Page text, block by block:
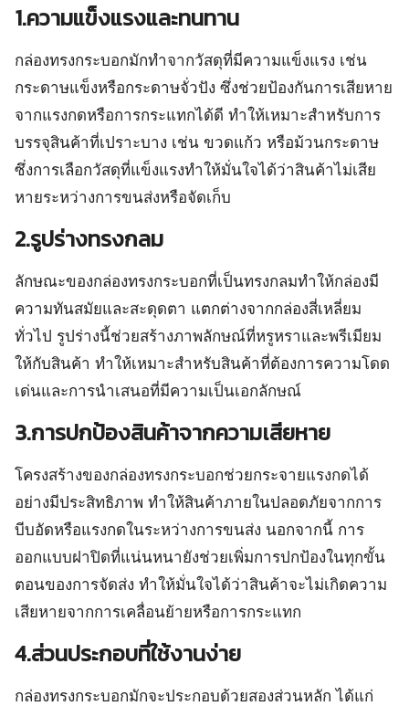
1.ความแข็งแรงและทนทาน
กล่องทรงกระบอกมักทำจากวัสดุที่มีความแข็งแรง เช่น
กระดาษแข็งหรือกระดาษจั่วปัง ซึ่งช่วยป้องกันการเสียหาย
จากแรงกดหรือการกระแทกได้ดี ทำให้เหมาะสำหรับการ
บรรจุสินค้าที่เปราะบาง เช่น ขวดแก้ว หรือม้วนกระดาษ
ซึ่งการเลือกวัสดุที่แข็งแรงทำให้มั่นใจได้ว่าสินค้าไม่เสีย
หายระหว่างการขนส่งหรือจัดเก็บ
2.รูปร่างทรงกลม
ลักษณะของกล่องทรงกระบอกที่เป็นทรงกลมทำให้กล่องมี
ความทันสมัยและสะดุดตา แตกต่างจากกล่องสี่เหลี่ยม
ทั่วไป รูปร่างนี้ช่วยสร้างภาพลักษณ์ที่หรูหราและพรีเมียม
ให้กับสินค้า ทำให้เหมาะสำหรับสินค้าที่ต้องการความโดด
เด่นและการนำเสนอที่มีความเป็นเอกลักษณ์
3.การปกป้องสินค้าจากความเสียหาย
โครงสร้างของกล่องทรงกระบอกช่วยกระจายแรงกดได้
อย่างมีประสิทธิภาพ ทำให้สินค้าภายในปลอดภัยจากการ
บีบอัดหรือแรงกดในระหว่างการขนส่ง นอกจากนี้ การ
ออกแบบฝาปิดที่แน่นหนายังช่วยเพิ่มการปกป้องในทุกขั้น
ตอนของการจัดส่ง ทำให้มั่นใจได้ว่าสินค้าจะไม่เกิดความ
เสียหายจากการเคลื่อนย้ายหรือการกระแทก
4.ส่วนประกอบที่ใช้งานง่าย
กล่องทรงกระบอกมักจะประกอบด้วยสองส่วนหลัก ได้แก่